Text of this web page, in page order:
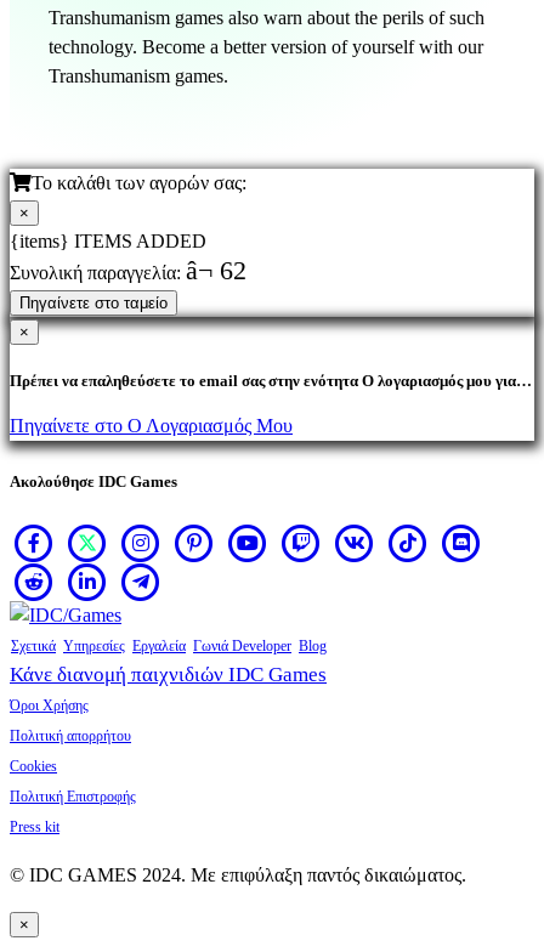
Transhumanism games also warn about the perils of such
technology. Become a better version of yourself with our
Transhumanism games.
Το καλάθι των αγορών σας:
×
{items} ITEMS ADDED
Συνολική παραγγελία: â¬ 62
Πηγαίνετε στο ταμείο
×
Πρέπει να επαληθεύσετε το email σας στην ενότητα Ο λογαριασμός μου για
Πηγαίνετε στο Ο Λογαριασμός Μου
Ακολούθησε IDC Games
Σχετικά Υπηρεσίες Εργαλεία Γωνιά Developer Blog
Κάνε διανομή παιχνιδιών IDC Games
Όροι Χρήσης
Πολιτική απορρήτου
Cookies
Πολιτική Επιστροφής
Press kit
© IDC GAMES 2024. Με επιφύλαξη παντός δικαιώματος.
×